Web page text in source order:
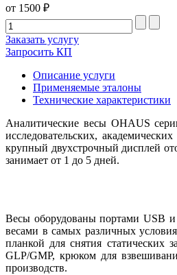
от 1500 ₽
Заказать услугу
Запросить КП
Описание услуги
Применяемые эталоны
Технические характеристики
Аналитические весы OHAUS
исследовательских,
крупный двухстрочный дисплей
занимает от 1 до 5 дней.
Весы оборудованы портами USB и
весами в самых различных
планкой для снятия статических
GLP/GMP, крюком для
производств.